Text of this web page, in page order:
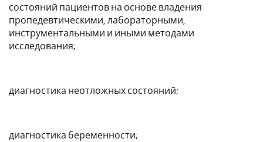
состояний пациентов на основе владения
пропедевтическими, лабораторными,
инструментальными и иными методами
исследования;
диагностика неотложных состояний;
диагностика беременности;